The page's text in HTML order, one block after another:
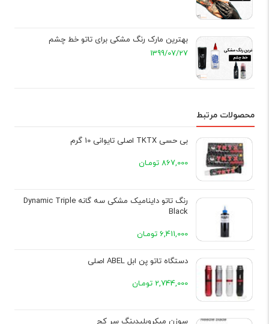
بهترین مارک رنگ مشکی برای تاتو خط چشم
1399/07/27
محصولات مرتبط
بی حسی TKTX اصلی تایوانی 10 گرم
867,000 تومـان
رنگ تاتو داینامیک مشکی سه گانه Dynamic Triple
Black
6,411,000 تومـان
دستگاه تاتو پن ابل ABEL اصلی
2,744,000 تومـان
سوزن میکروبلیدینگ سر کج